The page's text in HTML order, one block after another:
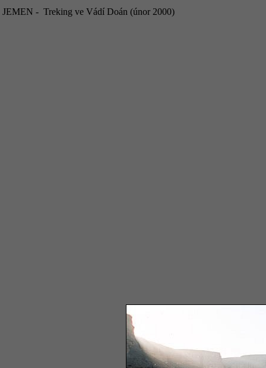
JEMEN - Treking ve Vádí Doán (únor 2000)